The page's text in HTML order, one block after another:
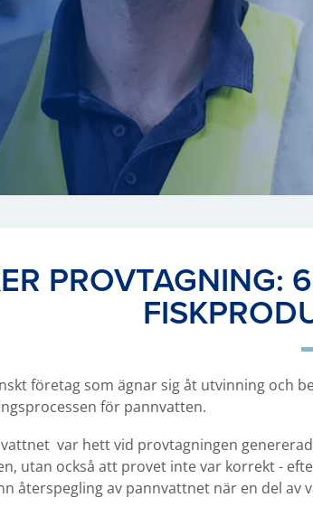
PROVTAGNING:
företag som ägnar sig åt utvinning och
för pannvatten.
var hett vid provtagningen
utan också att provet inte var korrekt -
återspegling av pannvattnet när en del av